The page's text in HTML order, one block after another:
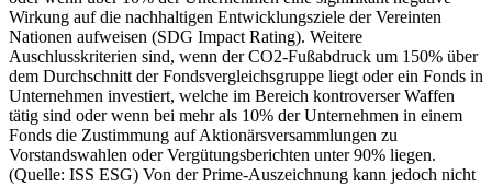
Wirkung auf die nachhaltigen Entwicklungsziele der Vereinten
Nationen aufweisen (SDG Impact Rating). Weitere
Auschlusskriterien sind, wenn der CO2-Fußabdruck um 150% über
dem Durchschnitt der Fondsvergleichsgruppe liegt oder ein Fonds in
Unternehmen investiert, welche im Bereich kontroverser Waffen
tätig sind oder wenn bei mehr als 10% der Unternehmen in einem
Fonds die Zustimmung auf Aktionärsversammlungen zu
Vorstandswahlen oder Vergütungsberichten unter 90% liegen.
(Quelle: ISS ESG) Von der Prime-Auszeichnung kann jedoch nicht